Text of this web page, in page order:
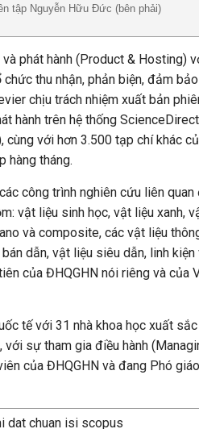
tập Nguyễn Hữu Đức (bên phải)
phát hành (Product & Hosting)
thu nhận, phản biện, đảm
chịu trách nhiệm xuất bản
hành trên hệ thống ScienceDirect
với hơn 3.500 tạp chí khác
hàng tháng.
công trình nghiên cứu liên
vật liệu sinh học, vật liệu xanh,
và composite, các vật liệu
dẫn, vật liệu siêu dẫn, linh kiện
của ĐHQGHN nói riêng và của
tế với 31 nhà khoa học xuất
sự tham gia điều hành
của ĐHQGHN và đang Phó